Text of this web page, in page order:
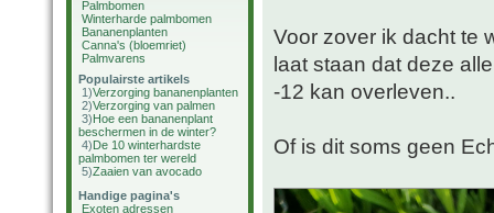
Palmbomen
Winterharde palmbomen
Bananenplanten
Canna's (bloemriet)
Palmvarens
Populairste artikels
1)Verzorging bananenplanten
2)Verzorging van palmen
3)Hoe een bananenplant
beschermen in de winter?
4)De 10 winterhardste
palmbomen ter wereld
5)Zaaien van avocado
Handige pagina's
Exoten adressen
Voor zover ik dacht te
laat staan dat deze
-12 kan overleven..
Of is dit soms geen